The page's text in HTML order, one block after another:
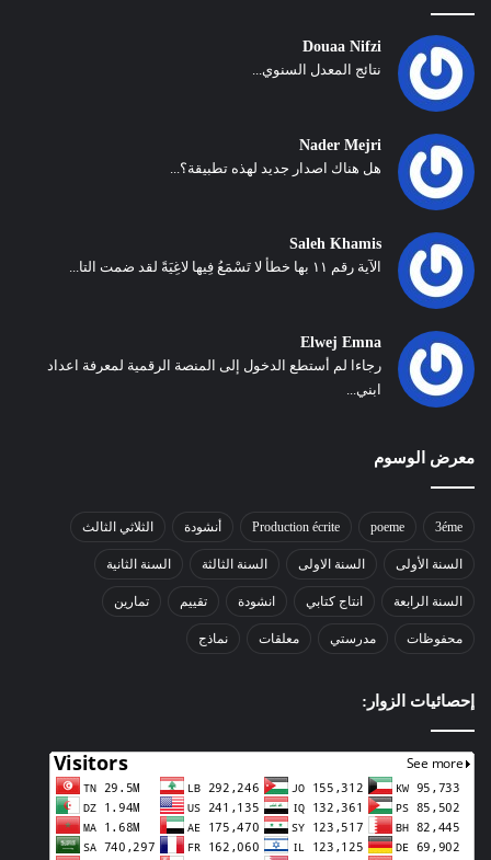
Douaa Nifzi
نتائج المعدل السنوي...
Nader Mejri
هل هناك اصدار جديد لهذه تطبيقة؟...
Saleh Khamis
الآية رقم ١١ بها خطأ لا تَسْمَعُ فِيها لاغِيَةً لقد ضمت التا...
Elwej Emna
رجاءا لم أستطع الدخول إلى المنصة الرقمية لمعرفة اعداد
ابني...
معرض الوسوم
3éme
poeme
Production écrite أنشودة الثلاثي الثالث
السنة الأولى السنة الاولى السنة الثالثة السنة الثانية
السنة الرابعة انتاج كتابي انشودة تقييم تمارين
محفوظات مدرستي معلقات نماذج
إحصائيات الزوار: